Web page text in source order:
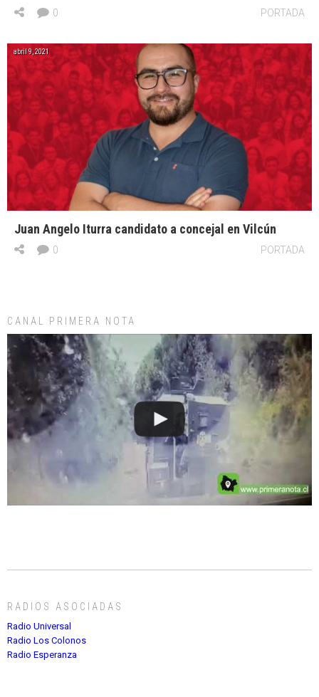
PORTADA
0
abril 9, 2021
Juan Angelo Iturra candidato a concejal en Vilcún
PORTADA
0
CANAL PRIMERA NOTA
RADIOS ASOCIADAS
Radio Universal
Radio Los Colonos
Radio Esperanza